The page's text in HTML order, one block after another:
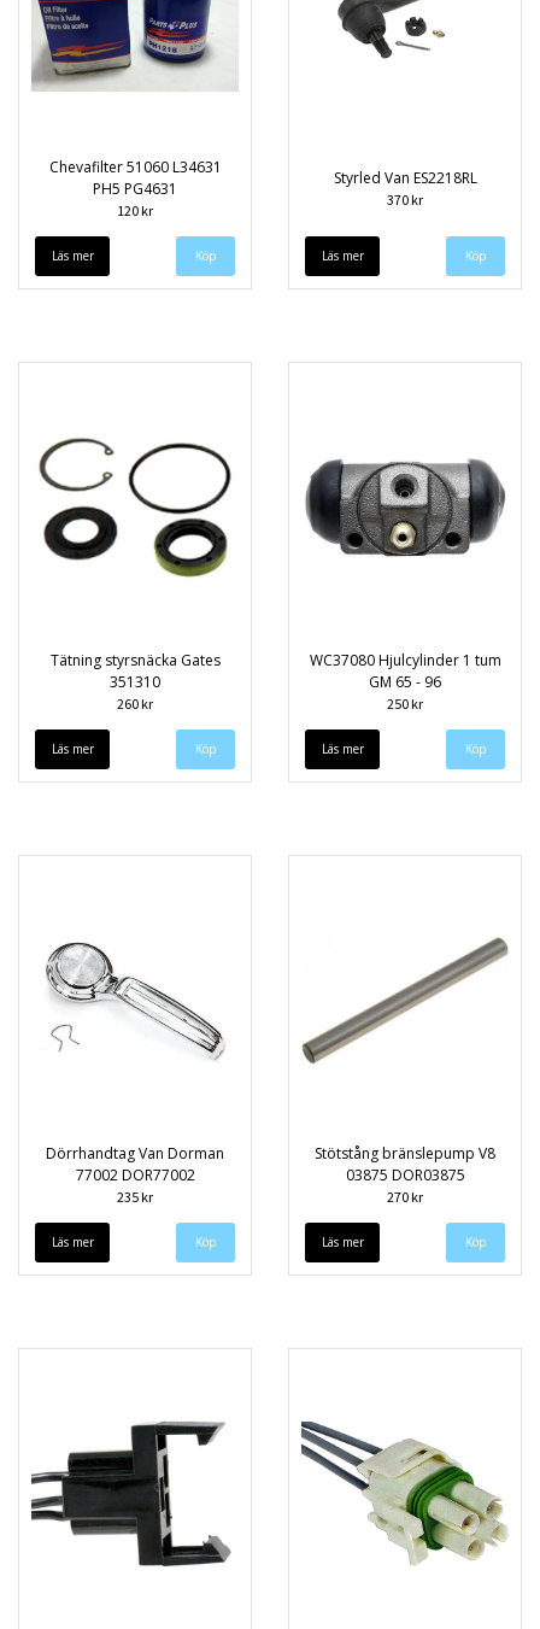
Chevafilter 51060 L34631
PH5 PG4631
120 kr
Läs mer
Styrled Van ES2218RL
370 kr
Läs mer
Tätning styrsnäcka Gates
351310
260 kr
Läs mer
WC37080 Hjulcylinder 1 tum
GM 65 - 96
250 kr
Läs mer
Dörrhandtag Van Dorman
77002 DOR77002
235 kr
Läs mer
Stötstång bränslepump V8
03875 DOR03875
270 kr
Läs mer